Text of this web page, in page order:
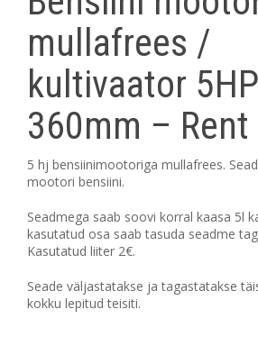
mullafrees /
kultivaator
360mm – Rent
5 hj bensiinimootoriga mullafrees.
mootori bensiini.
Seadmega saab soovi korral kaasa 5l
kasutatud osa saab tasuda seadme
Kasutatud liiter 2€.
Seade väljastatakse ja tagastatakse
kokku lepitud teisiti.